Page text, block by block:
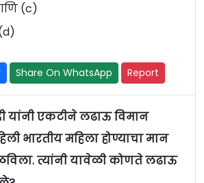
(c)
Share On WhatsApp Report
यांनी एकटीने लढाऊ विमान
भारतीय महिला होण्याचा मान
त्यांनी यावेळी कोणते लढाऊ